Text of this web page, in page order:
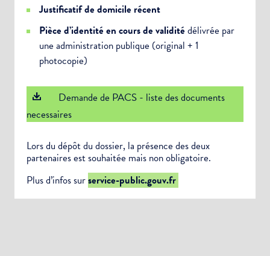
Justificatif de domicile récent
Pièce d’identité en cours de validitédélivrée par
une administration publique (original + 1
photocopie)
Demande de PACS - liste des documents
necessaires
Lors du dépôt du dossier, la présence des deux
partenaires est souhaitée mais non obligatoire.
Plus d’infos surservice-public.gouv.fr